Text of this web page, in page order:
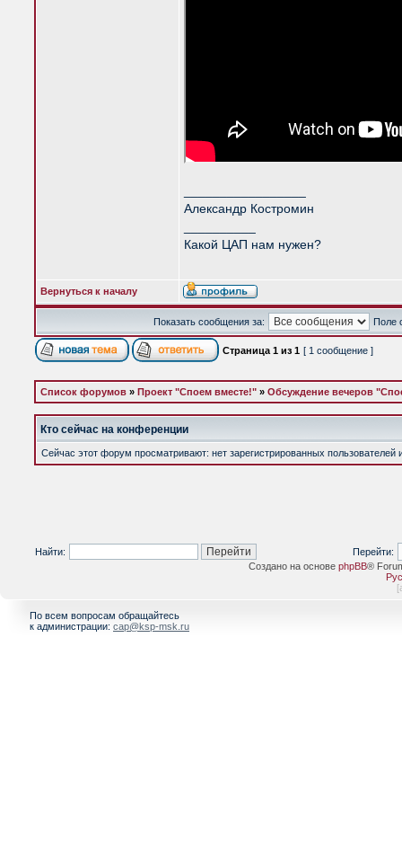
Александр Костромин
Какой ЦАП нам нужен?
Вернуться к началу
Показать сообщения за: Поле
Страница 1 из 1 [ 1 сообщение ]
Список форумов » Проект "Споем вместе!" » Обсуждение вечеров
Кто сейчас на конференции
Сейчас этот форум просматривают: нет зарегистрированных пользователей
Найти:
Перейти:
Создано на основе phpBB®
[
По всем вопросам обращайтесь
к администрации: cap@ksp-msk.ru